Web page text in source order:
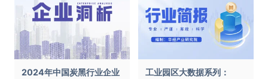
2024年中国炭黑行业企业
工业园区大数据系列：